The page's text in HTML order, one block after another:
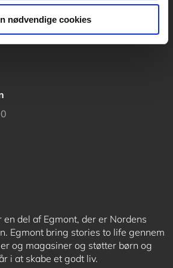
nødvendige cookies
del af Egmont, der er Nordens
Egmont bring stories to life gennem
og magasiner og støtter børn og
i at skabe et godt liv.